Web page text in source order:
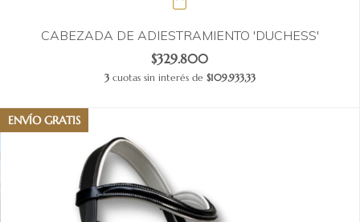
CABEZADA DE ADIESTRAMIENTO 'DUCHESS'
$329.800
3cuotas sin interés de $109.933,33
ENVÍO GRATIS